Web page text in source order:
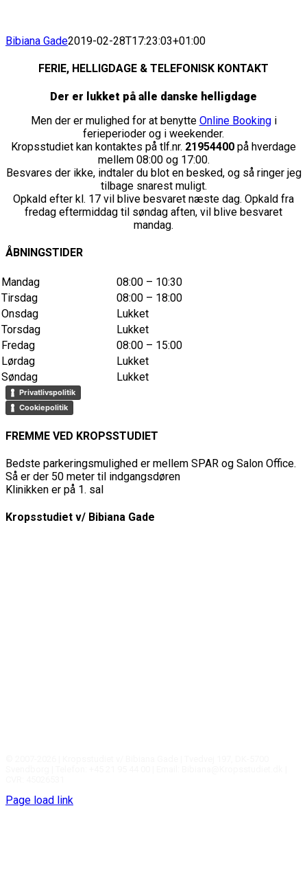
Bibiana Gade2019-02-28T17:23:03+01:00
FERIE, HELLIGDAGE & TELEFONISK KONTAKT
Der er lukket på alle danske helligdage
Men der er mulighed for at benytte Online Bookingi
ferieperioder og i weekender.
Kropsstudiet kan kontaktes på tlf.nr. 21954400 på hverdage
mellem 08:00 og 17:00.
Besvares der ikke, indtaler du blot en besked, og så ringer jeg
tilbage snarest muligt.
Opkald efter kl. 17 vil blive besvaret næste dag. Opkald fra
fredag eftermiddag til søndag aften, vil blive besvaret
mandag.
ÅBNINGSTIDER
Mandag
08:00 – 10:30
Tirsdag
08:00 – 18:00
Onsdag
Lukket
Torsdag
Lukket
Fredag
08:00 – 15:00
Lørdag
Lukket
Søndag
Lukket
Privatlivspolitik
Cookiepolitik
FREMME VED KROPSSTUDIET
Bedste parkeringsmulighed er mellem SPAR og Salon Office.
Så er der 50 meter til indgangsdøren
Klinikken er på 1. sal
Kropsstudiet v/ Bibiana Gade
Page load link